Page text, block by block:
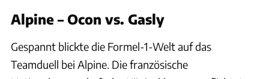
Alpine – Ocon vs. Gasly
Gespannt blickte die Formel-1-Welt auf das
Teamduell bei Alpine. Die französische